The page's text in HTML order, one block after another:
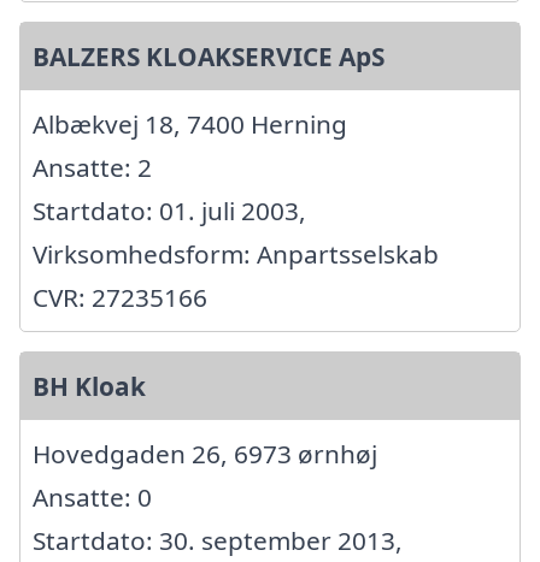
BALZERS KLOAKSERVICE ApS
Albækvej 18, 7400 Herning
Ansatte: 2
Startdato: 01. juli 2003,
Virksomhedsform: Anpartsselskab
CVR: 27235166
BH Kloak
Hovedgaden 26, 6973 ørnhøj
Ansatte: 0
Startdato: 30. september 2013,